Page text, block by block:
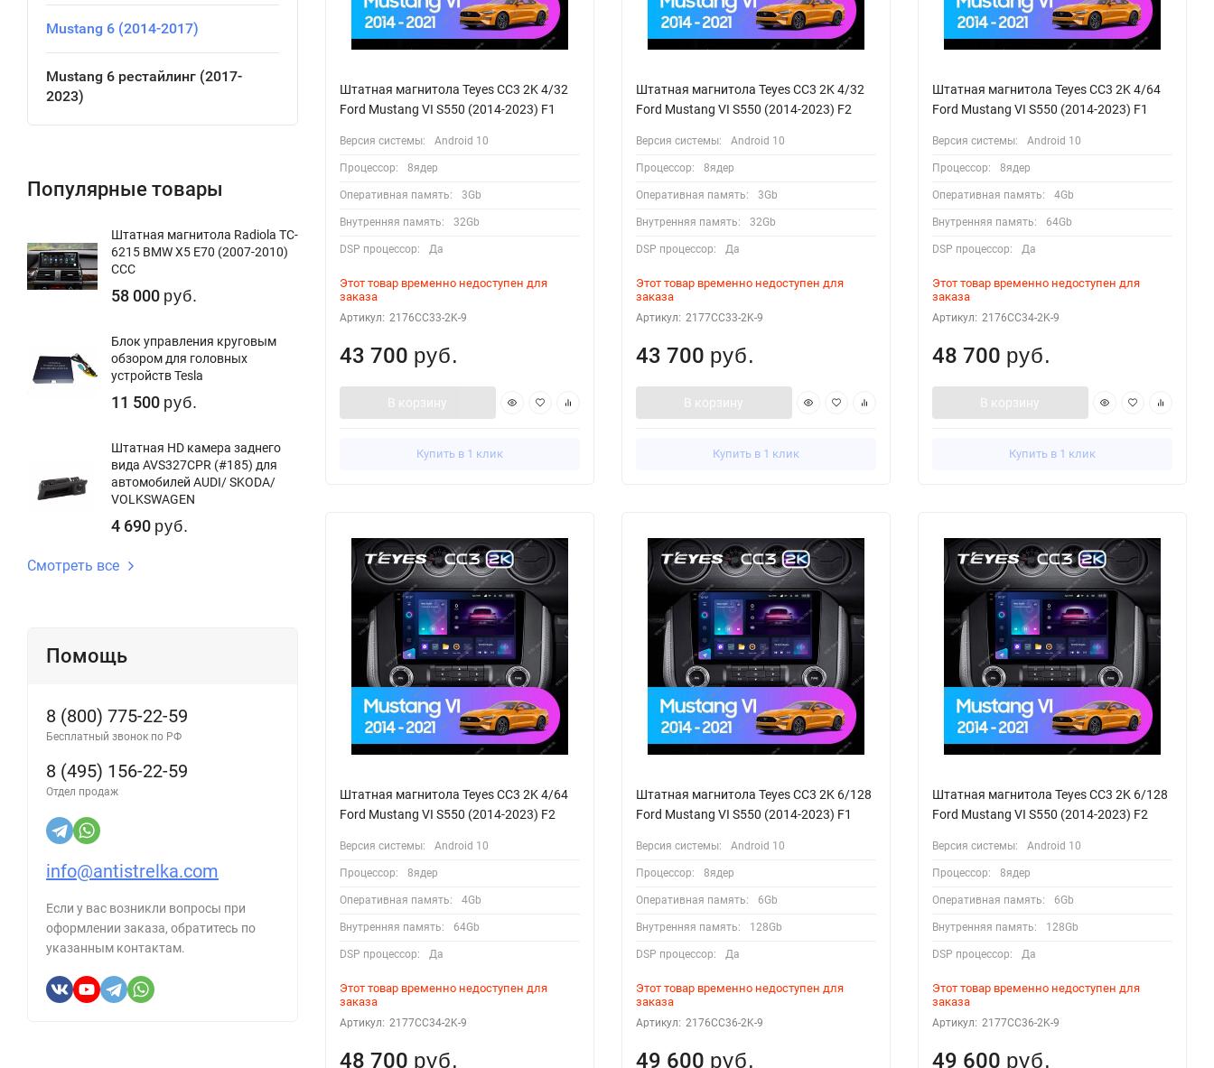
Mustang 6 (2014-2017)
Mustang 6 рестайлинг (2017-
2023)
Популярные товары
Штатная магнитола Radiola TC-
6215 BMW X5 E70 (2007-2010)
CCC
58 000 руб.
Блок управления круговым
обзором для головных
устройств Tesla
11 500 руб.
Штатная HD камера заднего
вида AVS327CPR (#185) для
автомобилей AUDI/ SKODA/
VOLKSWAGEN
4 690 руб.
Смотреть все
Помощь
8 (800) 775-22-59
Бесплатный звонок по РФ
8 (495) 156-22-59
Отдел продаж
info@antistrelka.com
Если у вас возникли вопросы при
оформлении заказа, обратитесь по
указанным контактам.
Штатная магнитола Teyes CC3 2K 4/32
Ford Mustang VI S550 (2014-2023) F1
Версия системы: Android 10
Процессор: 8ядер
Оперативная память: 3Gb
Внутренняя память: 32Gb
DSP процессор: Да
Этот товар временно недоступен для
заказа
Артикул: 2176CC33-2K-9
43 700 руб.
В корзину
Купить в 1 клик
Штатная магнитола Teyes CC3 2K 4/32
Ford Mustang VI S550 (2014-2023) F2
Версия системы: Android 10
Процессор: 8ядер
Оперативная память: 3Gb
Внутренняя память: 32Gb
DSP процессор: Да
Этот товар временно недоступен для
заказа
Артикул: 2177CC33-2K-9
43 700 руб.
В корзину
Купить в 1 клик
Штатная магнитола Teyes CC3 2K 4/64
Ford Mustang VI S550 (2014-2023) F1
Версия системы: Android 10
Процессор: 8ядер
Оперативная память: 4Gb
Внутренняя память: 64Gb
DSP процессор: Да
Этот товар временно недоступен для
заказа
Артикул: 2176CC34-2K-9
48 700 руб.
В корзину
Купить в 1 клик
Штатная магнитола Teyes CC3 2K 4/64
Ford Mustang VI S550 (2014-2023) F2
Версия системы: Android 10
Процессор: 8ядер
Оперативная память: 4Gb
Внутренняя память: 64Gb
DSP процессор: Да
Этот товар временно недоступен для
заказа
Артикул: 2177CC34-2K-9
48 700 руб.
Штатная магнитола Teyes CC3 2K 6/128
Ford Mustang VI S550 (2014-2023) F1
Версия системы: Android 10
Процессор: 8ядер
Оперативная память: 6Gb
Внутренняя память: 128Gb
DSP процессор: Да
Этот товар временно недоступен для
заказа
Артикул: 2176CC36-2K-9
49 600 руб.
Штатная магнитола Teyes CC3 2K 6/128
Ford Mustang VI S550 (2014-2023) F2
Версия системы: Android 10
Процессор: 8ядер
Оперативная память: 6Gb
Внутренняя память: 128Gb
DSP процессор: Да
Этот товар временно недоступен для
заказа
Артикул: 2177CC36-2K-9
49 600 руб.